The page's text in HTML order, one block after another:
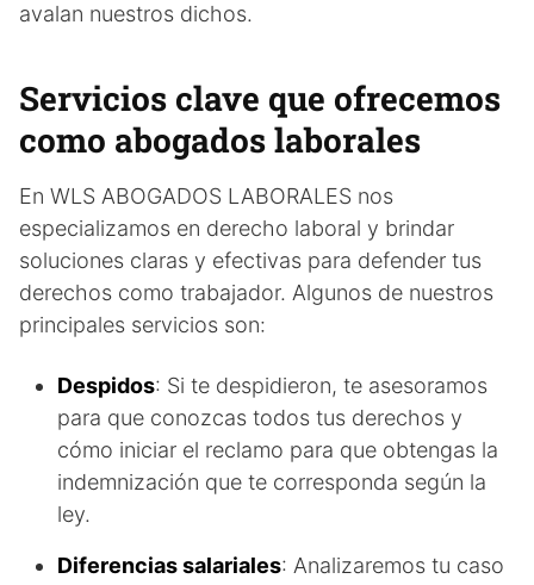
avalan nuestros dichos.
Servicios clave que ofrecemos
como abogados laborales
En WLS ABOGADOS LABORALES nos
especializamos en derecho laboral y brindar
soluciones claras y efectivas para defender tus
derechos como trabajador. Algunos de nuestros
principales servicios son:
Despidos: Si te despidieron, te asesoramos
para que conozcas todos tus derechos y
cómo iniciar el reclamo para que obtengas la
indemnización que te corresponda según la
ley.
Diferencias salariales: Analizaremos tu caso